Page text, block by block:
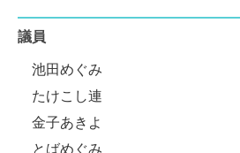
議員
池田めぐみ
たけこし連
金子あきよ
とばめぐみ